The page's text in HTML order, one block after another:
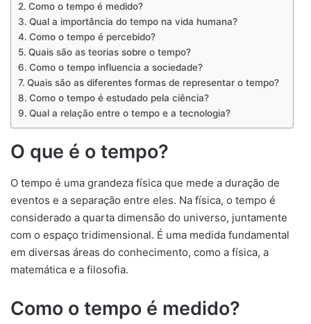
Como o tempo é medido?
Qual a importância do tempo na vida humana?
Como o tempo é percebido?
Quais são as teorias sobre o tempo?
Como o tempo influencia a sociedade?
Quais são as diferentes formas de representar o tempo?
Como o tempo é estudado pela ciência?
Qual a relação entre o tempo e a tecnologia?
O que é o tempo?
O tempo é uma grandeza física que mede a duração de
eventos e a separação entre eles. Na física, o tempo é
considerado a quarta dimensão do universo, juntamente
com o espaço tridimensional. É uma medida fundamental
em diversas áreas do conhecimento, como a física, a
matemática e a filosofia.
Como o tempo é medido?